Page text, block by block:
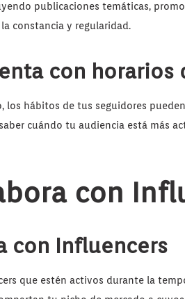
publicaciones temáticas,
constancia y regularidad.
con
los hábitos de tus seguidores
cuándo tu audiencia está más
con
con Influencers
que estén activos durante la